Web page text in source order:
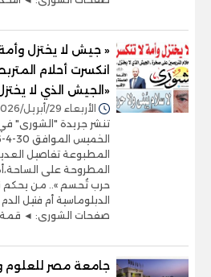
« جيش لا يختزل
انكسرت أحلام
«الجيش الذي لا
الأربعاء 29/أبريل/2026 - 03:39 م
تنشر جريدة "الشورى"
المطبوعة تفاصيل
المطروحة على
حرب تُحسم ».. من يحكم
الدبلوماسية أم فتيل
صفحات الشورى: ◄ قمة
جامعة مصر للعلوم